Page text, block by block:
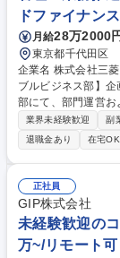
ドファイナンス
月給28万2000
東京都千代田区
企業名 株式会社三菱ＵＦＪ銀行 求人名 ※ポ
ブルビジネス部】企画管理・業務推
部にて、部門運営
社後は、会議体運
じて、部門や事業への理解を
験に応じて、業務
する予定です。サ
の提供に加え、再生
新たな市場の創出、
や産業の変革を後
材として活躍いただくことを
採用※【サステナブ
業界未経験歓迎 副
退職金あり
在宅OK
正社員
GIP株式会社
未経験歓迎の
万~/リモート